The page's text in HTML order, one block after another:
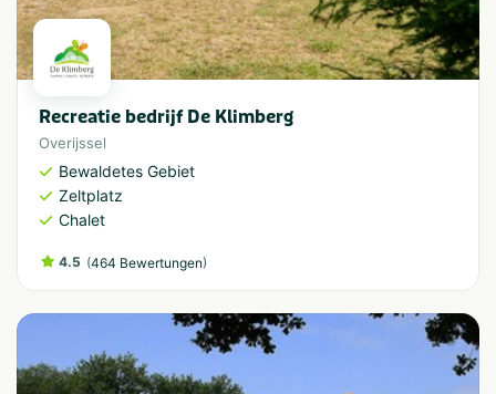
Recreatie bedrijf De Klimberg
Overijssel
Bewaldetes Gebiet
Zeltplatz
Chalet
4.5 (464 Bewertungen)